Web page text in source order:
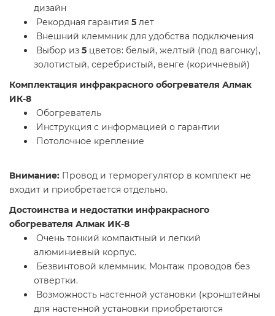
дизайн
Рекордная гарантия 5 лет
Внешний клеммник для удобства подключения
Выбор из 5 цветов: белый, желтый (под вагонку),
золотистый, серебристый, венге (коричневый)
Комплектация инфракрасного обогревателя Алмак
ИК-8
Обогреватель
Инструкция с информацией о гарантии
Потолочное крепление
Внимание: Провод и терморегулятор в комплект не
входит и приобретается отдельно.
Достоинства и недостатки инфракрасного
обогревателя Алмак ИК-8
Очень тонкий компактный и легкий
алюминиевый корпус.
Безвинтовой клеммник. Монтаж проводов без
отвертки.
Возможность настенной установки (кронштейны
для настенной установки приобретаются